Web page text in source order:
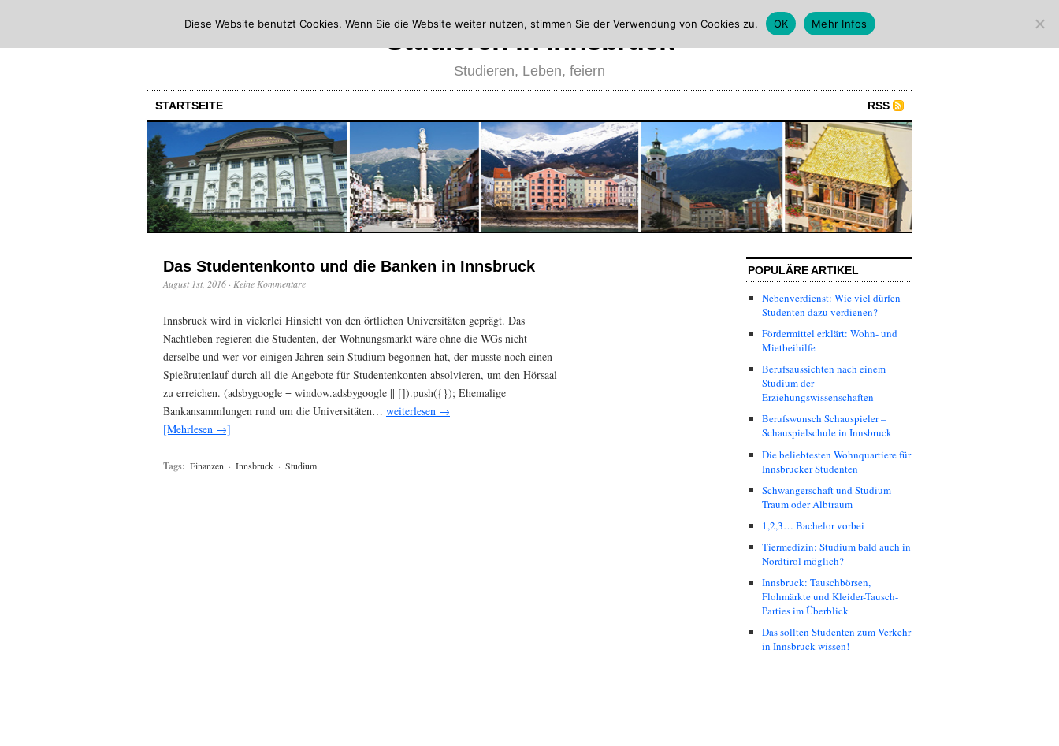
Studieren in Innsbruck
Studieren, Leben, feiern
STARTSEITE RSS
Das Studentenkonto und die Banken in Innsbruck
August 1st, 2016 · Keine Kommentare
Innsbruck wird in vielerlei Hinsicht von den örtlichen Universitäten geprägt. Das
Nachtleben regieren die Studenten, der Wohnungsmarkt wäre ohne die WGs nicht
derselbe und wer vor einigen Jahren sein Studium begonnen hat, der musste noch einen
Spießrutenlauf durch all die Angebote für Studentenkonten absolvieren, um den Hörsaal
zu erreichen. (adsbygoogle = window.adsbygoogle || []).push({}); Ehemalige
Bankansammlungen rund um die Universitäten… weiterlesen →
[Mehrlesen →]
Tags: Finanzen · Innsbruck · Studium
POPULÄRE ARTIKEL
Nebenverdienst: Wie viel dürfen
Studenten dazu verdienen?
Fördermittel erklärt: Wohn- und
Mietbeihilfe
Berufsaussichten nach einem
Studium der
Erziehungswissenschaften
Berufswunsch Schauspieler –
Schauspielschule in Innsbruck
Die beliebtesten Wohnquartiere für
Innsbrucker Studenten
Schwangerschaft und Studium –
Traum oder Albtraum
1,2,3… Bachelor vorbei
Tiermedizin: Studium bald auch in
Nordtirol möglich?
Innsbruck: Tauschbörsen,
Flohmärkte und Kleider-Tausch-
Parties im Überblick
Das sollten Studenten zum Verkehr
in Innsbruck wissen!
Diese Website benutzt Cookies. Wenn Sie die Website weiter nutzen, stimmen Sie der Verwendung von Cookies zu. OK Mehr Infos